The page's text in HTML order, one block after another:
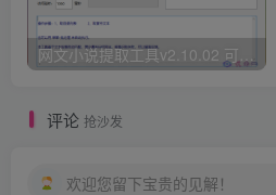
评论 抢沙发
欢迎您留下宝贵的见解！